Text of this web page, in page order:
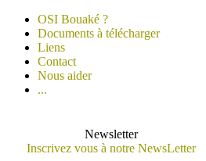
OSI Bouaké ?
Documents à télécharger
Liens
Contact
Nous aider
...
Newsletter
Inscrivez vous à notre NewsLetter